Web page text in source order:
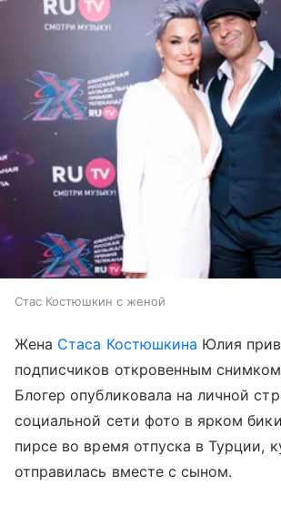
Стас Костюшкин с женой
Жена Стаса Костюшкина Юлия
подписчиков откровенным
Блогер опубликовала на личной
социальной сети фото в ярком
пирсе во время отпуска в Турции,
отправилась вместе с сыном.